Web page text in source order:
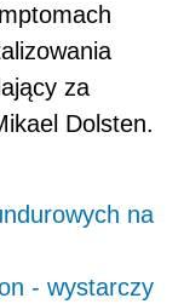
za
Dolsten.
na
- wystarczy